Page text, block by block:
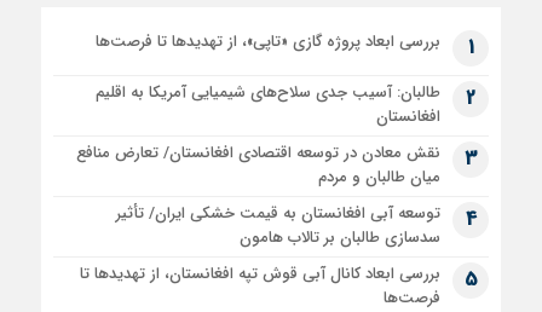
1 بررسی ابعاد پروژه گازی «تاپی»، از تهدیدها تا فرصت‌ها
2
طالبان: آسیب جدی سلاح‌های شیمیایی آمریکا به اقلیم
افغانستان
3
نقش معادن در توسعه اقتصادی افغانستان/ تعارض منافع
میان طالبان و مردم
4
توسعه آبی افغانستان به قیمت خشکی ایران/ تأثیر
سدسازی طالبان بر تالاب هامون
5
بررسی ابعاد کانال آبی قوش تپه افغانستان، از تهدیدها تا
فرصت‌ها